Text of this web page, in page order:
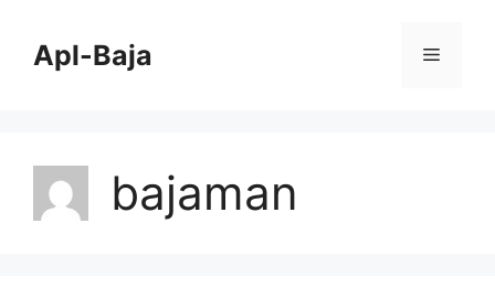
contentApl-Baja Menu
bajaman